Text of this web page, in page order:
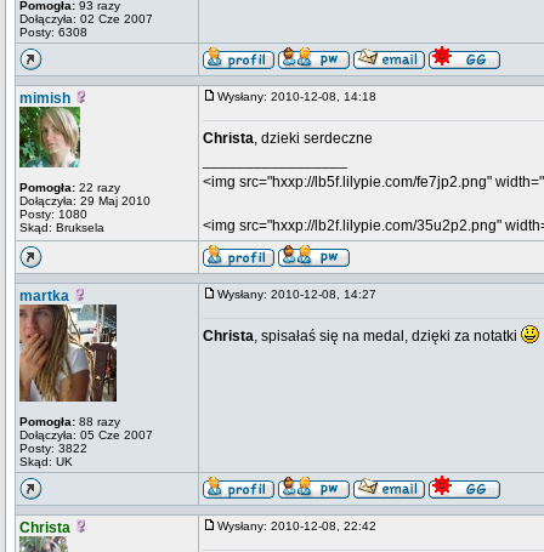
Pomogła: 93 razy
Dołączyła: 02 Cze 2007
Posty: 6308
mimish
Pomogła: 22 razy
Dołączyła: 29 Maj 2010
Posty: 1080
Skąd: Bruksela
Wysłany: 2010-12-08, 14:18
Christa, dzieki serdeczne
<img src="hxxp://lb5f.lilypie.com/fe7jp2.png"
<img src="hxxp://lb2f.lilypie.com/35u2p2.png"
martka
Pomogła: 88 razy
Dołączyła: 05 Cze 2007
Posty: 3822
Skąd: UK
Wysłany: 2010-12-08, 14:27
Christa, spisałaś się na medal, dzięki za notatki
Christa Wysłany: 2010-12-08, 22:42